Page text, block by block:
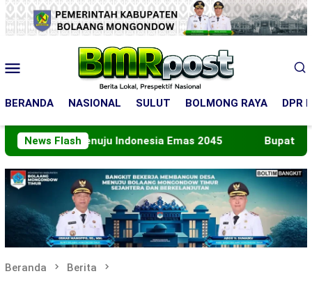
Loncat
ke
konten
Mobile
BERANDA NASIONAL SULUT BOLMONG RAYA DPR
News Flash
Menuju Indonesia Emas 2045 Bupati Boltara Lepas
Beranda Berita